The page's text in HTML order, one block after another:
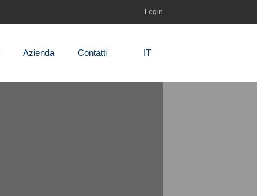
Azienda Contatti IT
Login